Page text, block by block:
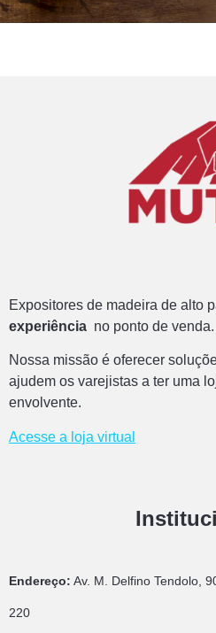
Expositores de madeira de alto
experiência no ponto de venda.
Nossa missão é oferecer
ajudem os varejistas a ter uma
envolvente.
Acesse a loja virtual
Endereço: Av. M. Delfino Tendolo,
220